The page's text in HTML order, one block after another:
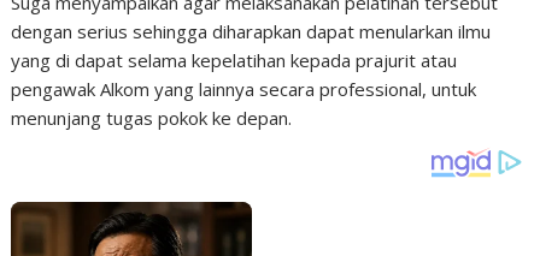
dengan serius sehingga diharapkan dapat menularkan ilmu
yang di dapat selama kepelatihan kepada prajurit atau
pengawak Alkom yang lainnya secara professional, untuk
menunjang tugas pokok ke depan.